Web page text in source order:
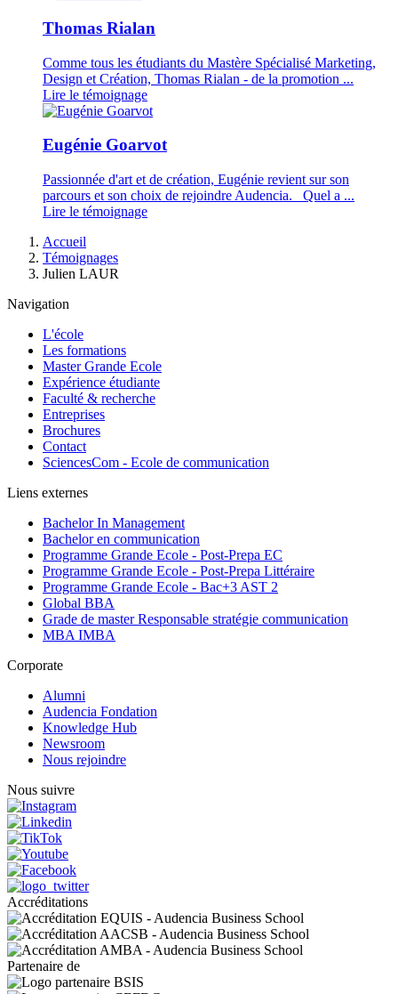
Thomas Rialan
Comme tous les étudiants du Mastère Spécialisé Marketing,
Design et Création, Thomas Rialan - de la promotion ...
Lire le témoignage
Eugénie Goarvot
Passionnée d'art et de création, Eugénie revient sur son
parcours et son choix de rejoindre Audencia. Quel a ...
Lire le témoignage
d'Ariane
Accueil
Témoignages
Julien LAUR
Navigation
L'école
Les formations
Master Grande Ecole
Expérience étudiante
Faculté & recherche
Entreprises
Brochures
Contact
SciencesCom - Ecole de communication
Liens externes
Bachelor In Management
Bachelor en communication
Programme Grande Ecole - Post-Prepa EC
Programme Grande Ecole - Post-Prepa Littéraire
Programme Grande Ecole - Bac+3 AST 2
Global BBA
Grade de master Responsable stratégie communication
MBA IMBA
Corporate
Alumni
Audencia Fondation
Knowledge Hub
Newsroom
Nous rejoindre
Nous suivre
Accréditations
Partenaire de